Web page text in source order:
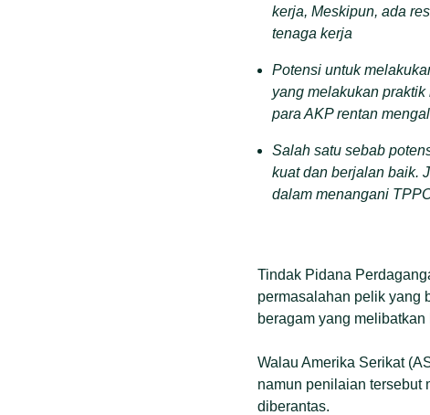
kerja, Meskipun, ada
tenaga kerja
Potensi untuk
yang melakukan
para AKP rentan
Salah satu sebab
kuat dan berjalan baik.
dalam menangani
Tindak Pidana
permasalahan pelik yang
beragam yang
Walau Amerika Serikat
namun penilaian tersebut
diberantas.